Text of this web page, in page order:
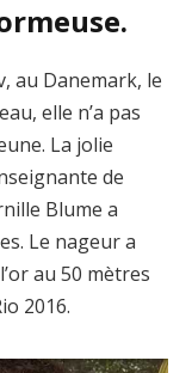
au Danemark, le
elle n’a pas
La jolie
de
Blume a
Le nageur a
au 50 mètres
2016.